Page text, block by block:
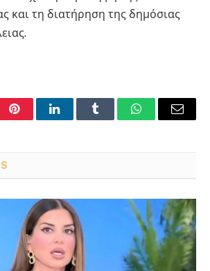
και τη διατήρηση της δημόσιας
PinterestLinkedInTumblr WhatsAppEmail